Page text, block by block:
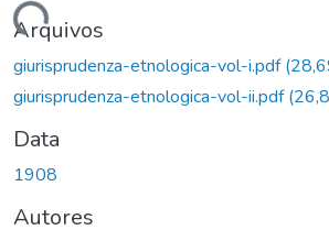
Arquivos
giurisprudenza-etnologica-vol-i.pdf
giurisprudenza-etnologica-vol-ii.pdf
Data
1908
Autores